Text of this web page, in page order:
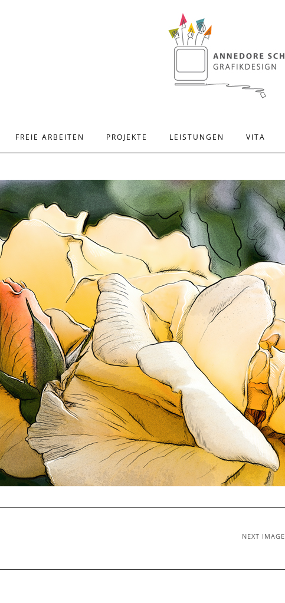
FREIE ARBEITEN PROJEKTE LEISTUNGEN VITA
NEXT IMAGE